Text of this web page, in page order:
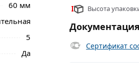
60 мм
5
Да
Высота
Документация
Сертификат